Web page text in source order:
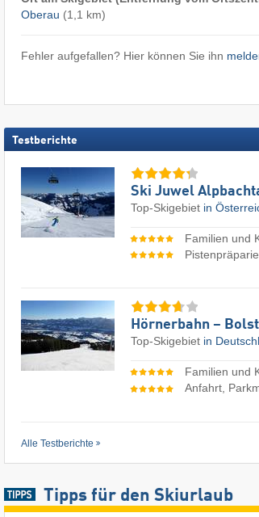
Oberau (1,1 km)
Fehler aufgefallen? Hier können Sie ihn
Testberichte
Ski Juwel
Top-Skigebiet in
Familien und
Hörnerbahn –
Top-Skigebiet in
Familien und
Anfahrt,
Alle Testberichte
Tipps für den Skiurlaub